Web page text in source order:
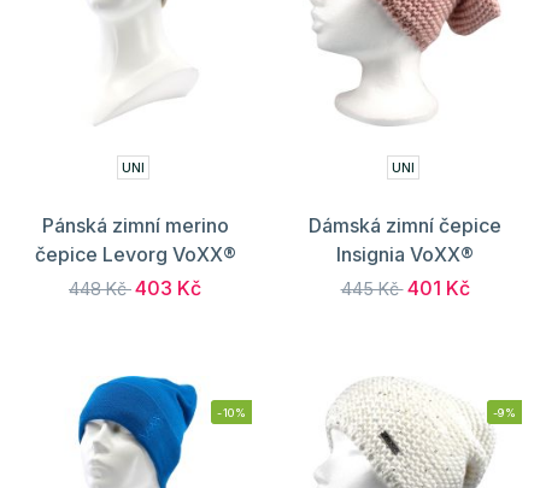
UNI
Pánská zimní merino
čepice Levorg VoXX®
448 Kč403 Kč
UNI
Dámská zimní čepice
Insignia VoXX®
445 Kč 401 Kč
-10% -9%